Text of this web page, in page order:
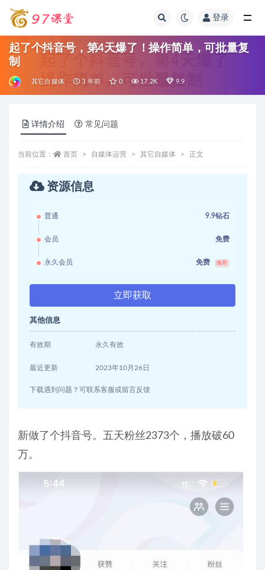
登录
起了个抖音号，第4天爆了！操作简单，可批量复
制
其它自媒体 3 年前 0 17.2K 9.9
详情介绍 常见问题
当前位置： 首页 自媒体运营 其它自媒体 正文
资源信息
普通 9.9钻石
会员 免费
永久会员 免费 推荐
立即获取
其他信息
有效期 永久有效
最近更新 2023年10月26日
下载遇到问题？可联系客服或留言反馈
新做了个抖音号。五天粉丝2373个，播放破60
万。